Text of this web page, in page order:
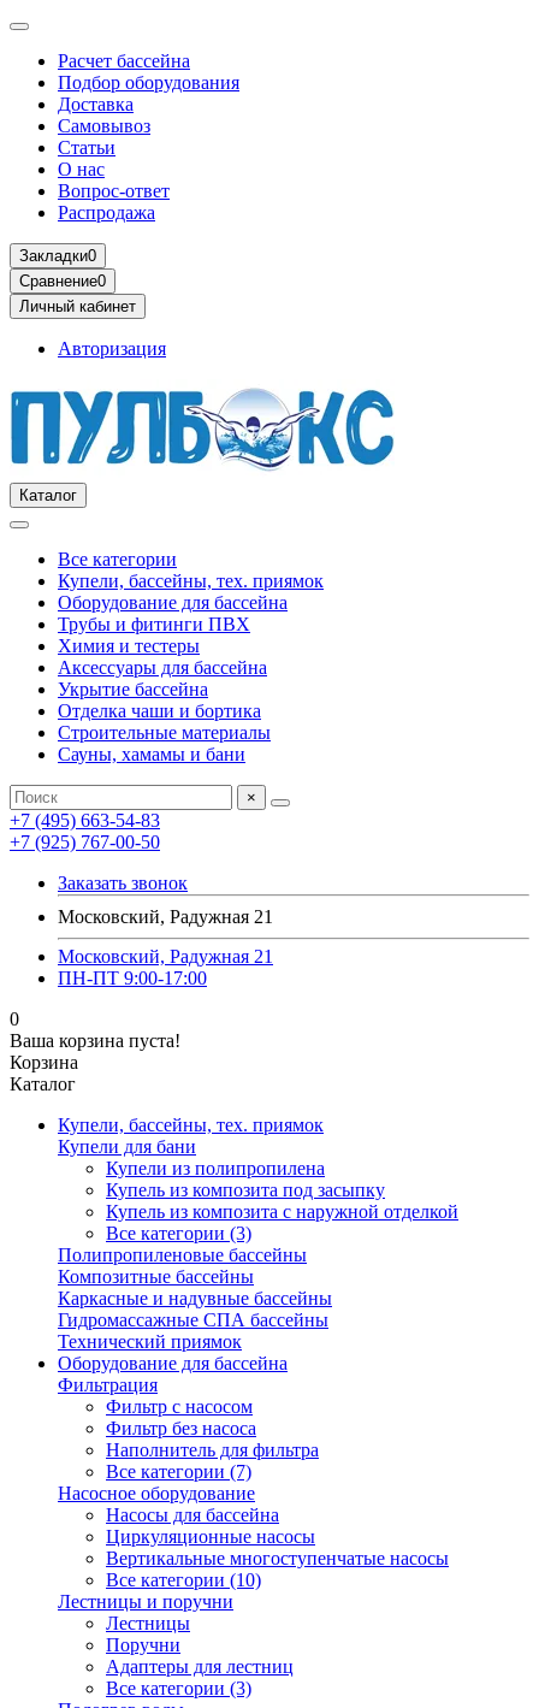
Расчет бассейна
Подбор оборудования
Доставка
Самовывоз
Статьи
О нас
Вопрос-ответ
Распродажа
Закладки0
Сравнение0
Личный кабинет
Авторизация
Каталог
Все категории
Купели, бассейны, тех. приямок
Оборудование для бассейна
Трубы и фитинги ПВХ
Химия и тестеры
Аксессуары для бассейна
Укрытие бассейна
Отделка чаши и бортика
Строительные материалы
Сауны, хамамы и бани
×
+7 (495) 663-54-83
+7 (925) 767-00-50
Заказать звонок
Московский, Радужная 21
Московский, Радужная 21
ПН-ПТ 9:00-17:00
0
Ваша корзина пуста!
Корзина
Каталог
Купели, бассейны, тех. приямок
Купели для бани
Купели из полипропилена
Купель из композита под засыпку
Купель из композита с наружной отделкой
Все категории (3)
Полипропиленовые бассейны
Композитные бассейны
Каркасные и надувные бассейны
Гидромассажные СПА бассейны
Технический приямок
Оборудование для бассейна
Фильтрация
Фильтр с насосом
Фильтр без насоса
Наполнитель для фильтра
Все категории (7)
Насосное оборудование
Насосы для бассейна
Циркуляционные насосы
Вертикальные многоступенчатые насосы
Все категории (10)
Лестницы и поручни
Лестницы
Поручни
Адаптеры для лестниц
Все категории (3)